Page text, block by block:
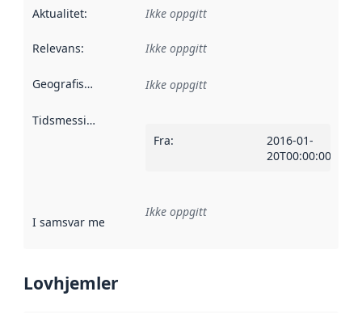
Aktualitet: Ikke oppgitt
Relevans: Ikke oppgitt
Geografisk avgrensning :
Ikke oppgitt
Tidsmessig avgrensning
Fra:
2016-01-
20T00:00:00Z
I samsvar med Referanse til en implementasjonsregel
Ikke oppgitt
Lovhjemler